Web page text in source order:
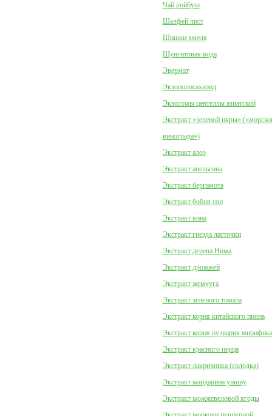
Чай ройбуш
Шалфей лист
Шишки хмеля
Шунгитовая вода
Эвермат
Экзополисахарид
Экзосомы центеллы азиатской
Экстракт «зеленой икры»
винограда»)
Экстракт алоэ
Экстракт апельсина
Экстракт бергамота
Экстракт бобов сои
Экстракт вина
Экстракт гнезда ласточки
Экстракт дерева Нима
Экстракт дрожжей
Экстракт жемчуга
Экстракт зеленого томата
Экстракт корня китайского пиона
Экстракт корня пуэрария мирифика
Экстракт красного перца
Экстракт лакричника (солодка)
Экстракт мандарина уншиу
Экстракт можжевеловой ягоды